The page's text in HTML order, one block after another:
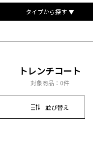
タイプから探す ▼
トレンチコート
対象商品： 0件
並び替え